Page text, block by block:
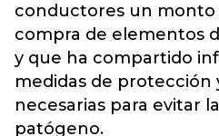
conductores un monto
compra de elementos
y que ha compartido
medidas de protección
necesarias para evitar
patógeno.